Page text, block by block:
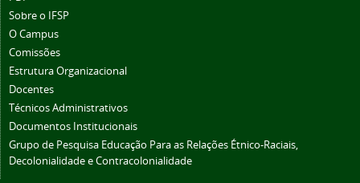
Sobre o IFSP
O Campus
Comissões
Estrutura Organizacional
Docentes
Técnicos Administrativos
Documentos Institucionais
Grupo de Pesquisa Educação Para as Relações Étnico-Raciais,
Decolonialidade e Contracolonialidade